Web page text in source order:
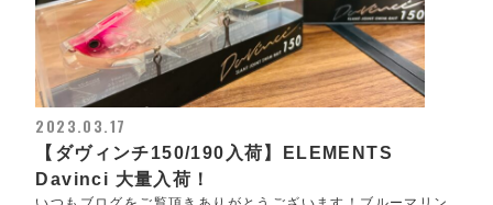
2023.03.17
【ダヴィンチ150/190入荷】ELEMENTS
Davinci 大量入荷！